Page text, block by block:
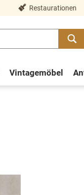
Restaurationen
Vintagemöbel